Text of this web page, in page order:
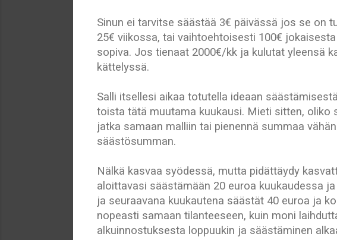
Sinun ei tarvitse säästää 3€ päivässä jos se on
25€ viikossa, tai vaihtoehtoisesti 100€
sopiva. Jos tienaat 2000€/kk ja kulutat yleensä
kättelyssä.
Salli itsellesi aikaa totutella ideaan
toista tätä muutama kuukausi. Mieti sitten, oliko
jatka samaan malliin tai pienennä summaa
säästösumman.
Nälkä kasvaa syödessä, mutta pidättäydy
aloittavasi säästämään 20 euroa kuukaudessa
ja seuraavana kuukautena säästät 40 euroa ja
nopeasti samaan tilanteeseen, kuin moni
alkuinnostuksesta loppuukin ja säästäminen